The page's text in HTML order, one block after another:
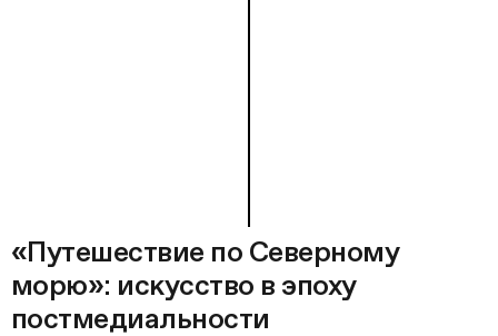
«Путешествие по Северному
морю»: искусство в эпоху
постмедиальности